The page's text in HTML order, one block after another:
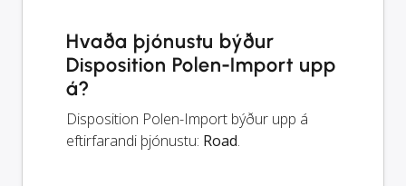
Hvaða þjónustu býður
Disposition Polen-Import upp
á?
Disposition Polen-Import býður upp á
eftirfarandi þjónustu: Road.